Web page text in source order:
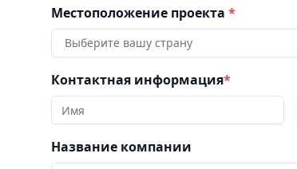
Местоположение проекта *
Выберите вашу страну
Контактная информация*
Название компании